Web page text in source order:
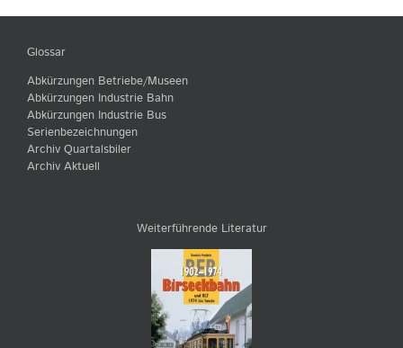
Glossar
Abkürzungen Betriebe/Museen
Abkürzungen Industrie Bahn
Abkürzungen Industrie Bus
Serienbezeichnungen
Archiv Quartalsbiler
Archiv Aktuell
Weiterführende Literatur